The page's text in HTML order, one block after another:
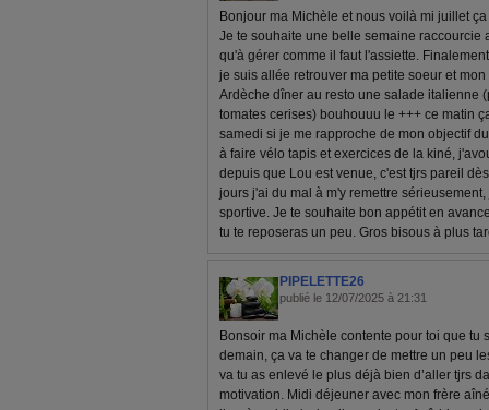
Bonjour ma Michèle et nous voilà mi juillet
Je te souhaite une belle semaine raccourcie
qu'à gérer comme il faut l'assiette.
je suis allée retrouver ma petite soeur et
Ardèche dîner au resto une salade italienne
tomates cerises) bouhouuu le +++ ce matin
samedi si je me rapproche de mon objectif
à faire vélo tapis et exercices de la kiné,
depuis que Lou est venue, c'est tjrs pareil
jours j'ai du mal à m'y remettre
sportive. Je te souhaite bon appétit en
tu te reposeras un peu. Gros bisous à plus
PIPELETTE26
publié le 12/07/2025 à 21:31
Bonsoir ma Michèle contente pour toi que tu
demain, ça va te changer de mettre un peu
va tu as enlevé le plus déjà bien d’aller tjrs
motivation. Midi déjeuner avec mon frère